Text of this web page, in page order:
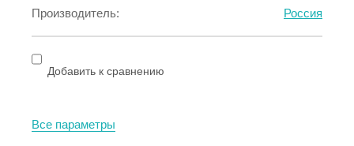
Производитель: Россия
Добавить к сравнению
Все параметры